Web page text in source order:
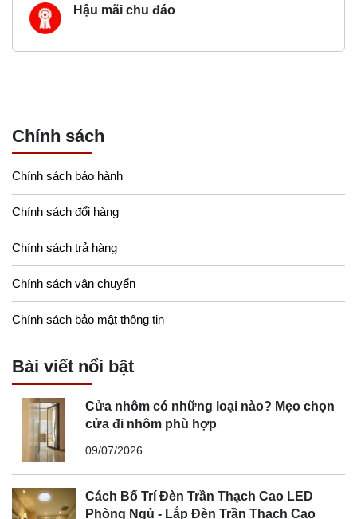
Hậu mãi chu đáo
Chính sách
Chính sách bảo hành
Chính sách đổi hàng
Chính sách trả hàng
Chính sách vận chuyển
Chính sách bảo mật thông tin
Bài viết nổi bật
Cửa nhôm có những loại nào? Mẹo chọn
cửa đi nhôm phù hợp
09/07/2026
Cách Bố Trí Đèn Trần Thạch Cao LED
Phòng Ngủ - Lắp Đèn Trần Thạch Cao